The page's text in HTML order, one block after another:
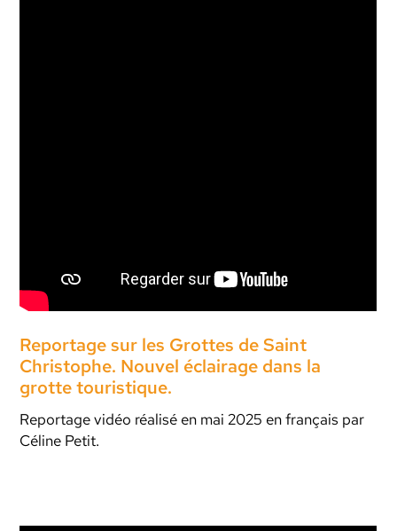
Reportage sur les Grottes de Saint
Christophe. Nouvel éclairage dans la
grotte touristique.
Reportage vidéo réalisé en mai 2025 en français par
Céline Petit.